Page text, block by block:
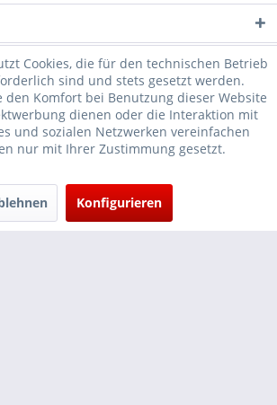
Gewerbetreibende, Freiberufler und
daher verstehen sich alle Preise zzgl.
nicht anders beschrieben
Cookies, die für den technischen Betrieb
sind und stets gesetzt werden.
den Komfort bei Benutzung dieser Website
dienen oder die Interaktion mit
und sozialen Netzwerken vereinfachen
nur mit Ihrer Zustimmung gesetzt.
Konfigurieren